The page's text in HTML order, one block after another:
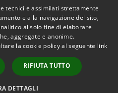
Copyright © 2026 • Comune di
Castiglion Fiorentino •
Powered byMunicipium •
Accesso redazione
tecnici e assimilati strettamente
e alla navigazione del sito,
al solo fine di elaborare
aggregate e anonime.
la cookie policy al seguente link
RIFIUTA TUTTO
DETTAGLI